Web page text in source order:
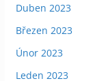
Duben 2023
Březen 2023
Únor 2023
Leden 2023